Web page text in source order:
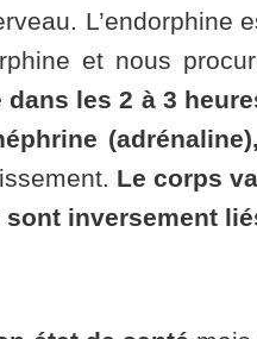
L’endorphine
et nous
les 2 à 3
Le corps
sont inversement